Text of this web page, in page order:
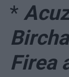
*
Firea